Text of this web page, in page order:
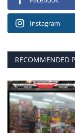
Instagram
RECOMMENDED